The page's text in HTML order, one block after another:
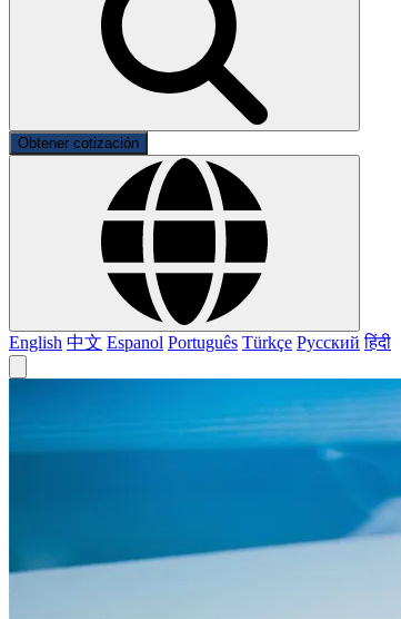
Obtener cotización
English 中文 Espanol Português Türkçe Русский हिंदी